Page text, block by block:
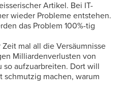
Artikel. Bei IT-
wieder Probleme entstehen.
das Problem 100%-tig
mal all die Versäumnisse
Milliardenverlusten von
so aufzuarbreiten. Dort will
schmutzig machen, warum